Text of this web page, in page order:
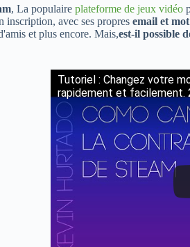
, La populaire plateforme de jeux vidéo
inscription, avec ses propres email et
et plus encore. Mais,est-il possible
Tutoriel : Changez votre
rapidement et facilement.